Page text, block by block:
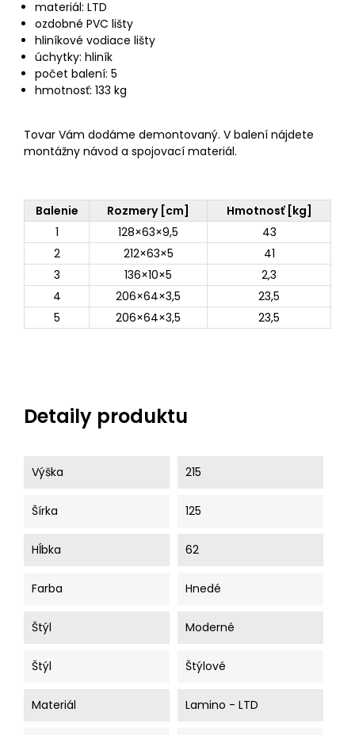
materiál: LTD
ozdobné PVC lišty
hliníkové vodiace lišty
úchytky: hliník
počet balení: 5
hmotnosť: 133 kg
Tovar Vám dodáme demontovaný. V balení nájdete
montážny návod a spojovací materiál.
Balenie Rozmery [cm]
Hmotnosť [kg]
1
128×63×9,5
43
2
212×63×5
41
3
136×10×5
2,3
4
206×64×3,5
23,5
5
206×64×3,5 23,5
Detaily produktu
Výška 215
Šírka 125
Hĺbka 62
Farba Hnedé
Štýl Moderné
Štýl Štýlové
Materiál Lamino - LTD